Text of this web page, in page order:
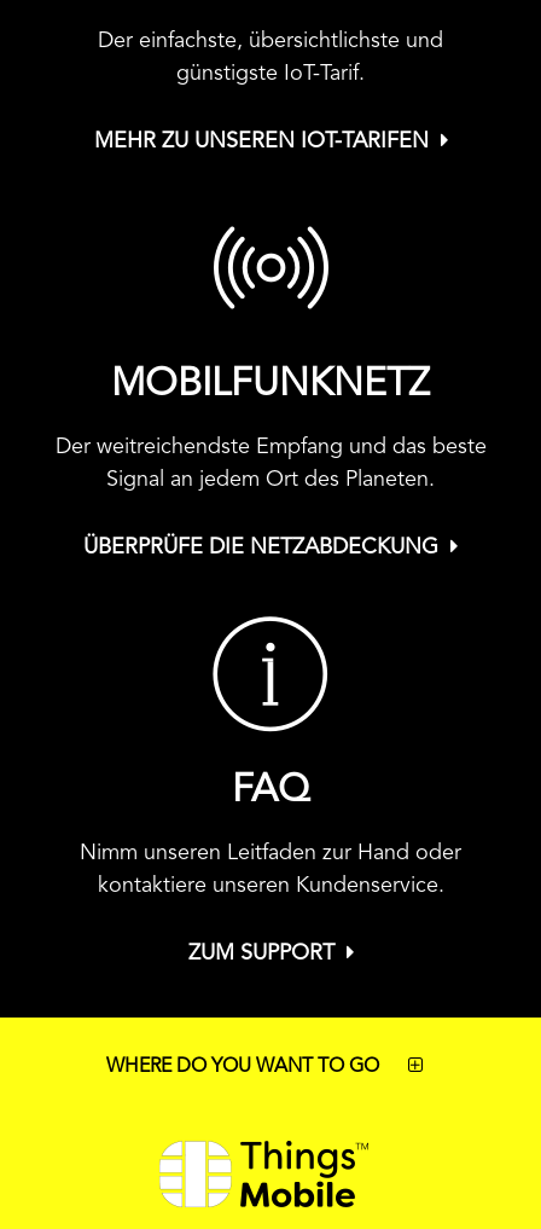
Der einfachste, übersichtlichste und
günstigste IoT-Tarif.
MEHR ZU UNSEREN IOT-TARIFEN
MOBILFUNKNETZ
Der weitreichendste Empfang und das beste
Signal an jedem Ort des Planeten.
ÜBERPRÜFE DIE NETZABDECKUNG
FAQ
Nimm unseren Leitfaden zur Hand oder
kontaktiere unseren Kundenservice.
ZUM SUPPORT
WHERE DO YOU WANT TO GO